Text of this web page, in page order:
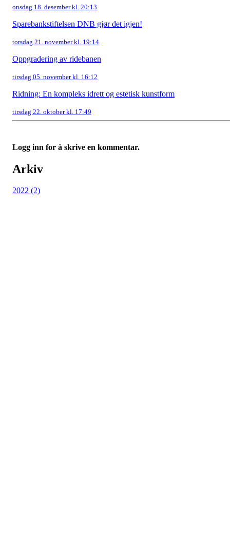
onsdag 18. desember kl. 20:13
Sparebankstiftelsen DNB gjør det igjen!
torsdag 21. november kl. 19:14
Oppgradering av ridebanen
tirsdag 05. november kl. 16:12
Ridning: En kompleks idrett og estetisk kunstform
tirsdag 22. oktober kl. 17:49
Logg inn for å skrive en kommentar.
Arkiv
2022 (2)